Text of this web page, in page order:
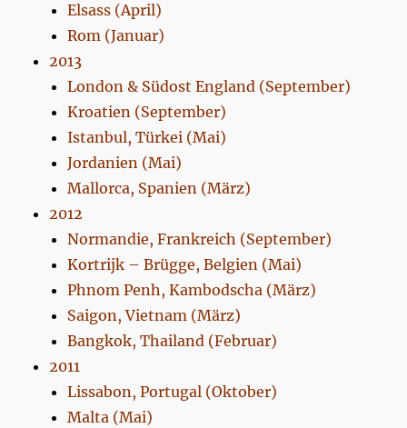
Elsass (April)
Rom (Januar)
2013
London & Südost England (September)
Kroatien (September)
Istanbul, Türkei (Mai)
Jordanien (Mai)
Mallorca, Spanien (März)
2012
Normandie, Frankreich (September)
Kortrijk – Brügge, Belgien (Mai)
Phnom Penh, Kambodscha (März)
Saigon, Vietnam (März)
Bangkok, Thailand (Februar)
2011
Lissabon, Portugal (Oktober)
Malta (Mai)